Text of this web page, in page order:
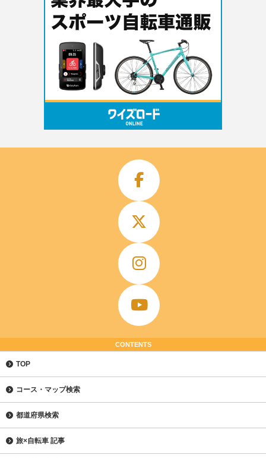
CONTENTS
TOP
コース・マップ検索
都道府県検索
旅×自転車 記事